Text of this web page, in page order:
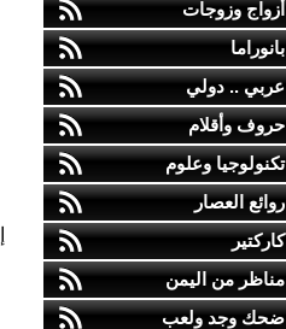
أزواج وزوجات
بانوراما
عربي .. دولي
حروف وأقلام
تكنولوجيا وعلوم
روائع العصار
كاركتير
مناظر من اليمن
ضحك وجد ولعب